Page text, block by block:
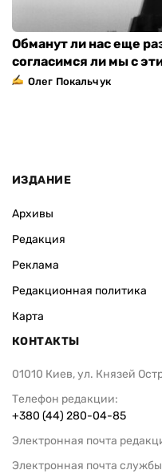
Обманут ли нас еще
согласимся ли мы с
Олег Покальчук
ИЗДАНИЕ
Архивы
Редакция
Реклама
Редакционная политика
Карта
КОНТАКТЫ
01010 Киев, ул. Князей
Телефон редакции:
+380 (44) 280-04-85
Электронная почта
Электронная почта